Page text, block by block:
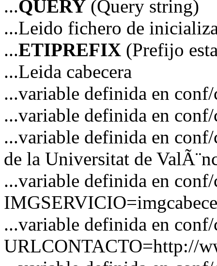
...QUERY (Query string)
...Leido fichero de
...ETIPREFIX (Prefijo
...Leida cabecera
...variable definida en
...variable definida en
...variable definida en
de la Universitat de
...variable definida en
...variable definida en
URLCONTACTO=http://